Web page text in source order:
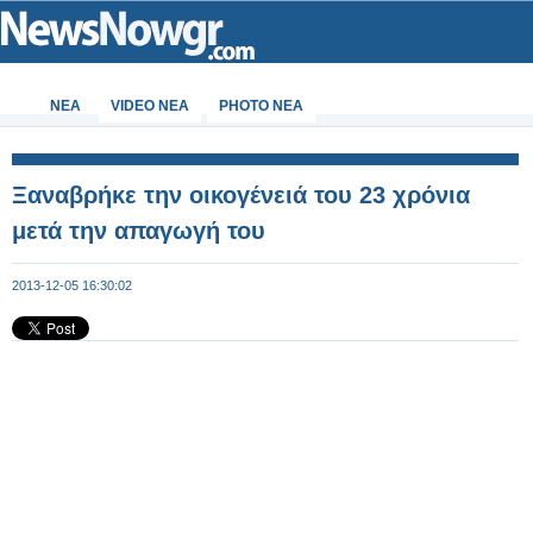
ΝΕΑ VIDEO NEA PHOTO NEA
Ξαναβρήκε την οικογένειά του 23 χρόνια
μετά την απαγωγή του
2013-12-05 16:30:02